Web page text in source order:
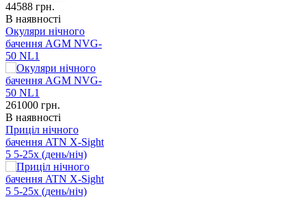
44588 грн.
В наявності
Окуляри нічного
бачення AGM NVG-
50 NL1
261000 грн.
В наявності
Приціл нічного
бачення ATN X-Sight
5 5-25x (день/ніч)